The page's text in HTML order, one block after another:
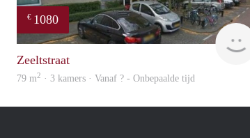
€ 1080
Zeeltstraat
79 m2 · 3 kamers · Vanaf ? - Onbepaalde tijd